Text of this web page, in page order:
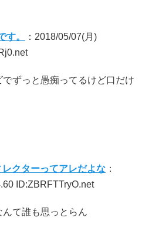
す。
：2018/05/07(月)
ずっと愚痴ってるけど口だけ
クターってアレだよな：
ID:ZBRFTTryO.net
て誰も思っとらん